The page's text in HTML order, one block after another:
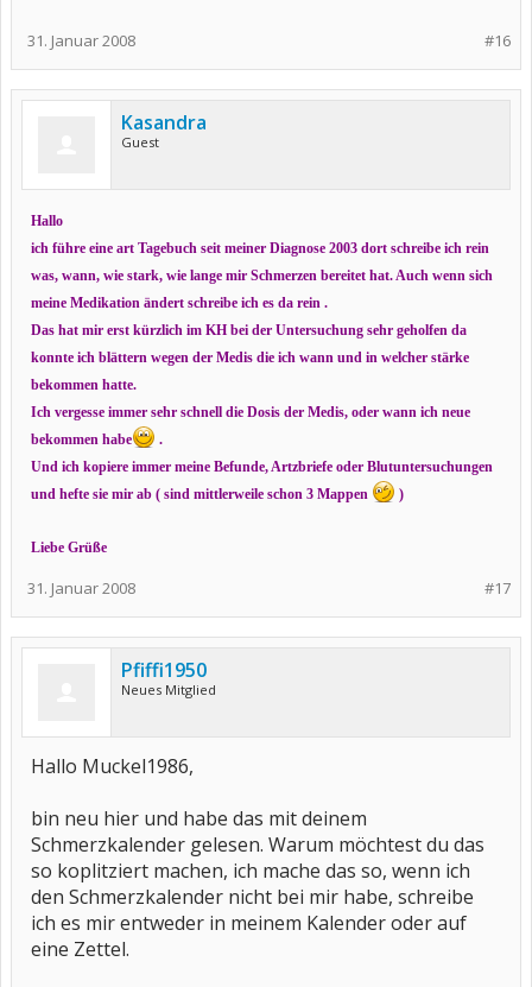
#16
31. Januar 2008
Kasandra
Guest
Hallo
ich führe eine art Tagebuch seit meiner Diagnose 2003 dort schreibe ich rein
was, wann, wie stark, wie lange mir Schmerzen bereitet hat. Auch wenn sich
meine Medikation ändert schreibe ich es da rein .
Das hat mir erst kürzlich im KH bei der Untersuchung sehr geholfen da
konnte ich blättern wegen der Medis die ich wann und in welcher stärke
bekommen hatte.
Ich vergesse immer sehr schnell die Dosis der Medis, oder wann ich neue
bekommen habe
.
Und ich kopiere immer meine Befunde, Artzbriefe oder Blutuntersuchungen
und hefte sie mir ab ( sind mittlerweile schon 3 Mappen
)
Liebe Grüße
#17
31. Januar 2008
Pfiffi1950
Neues Mitglied
Hallo Muckel1986,
bin neu hier und habe das mit deinem
Schmerzkalender gelesen. Warum möchtest du das
so koplitziert machen, ich mache das so, wenn ich
den Schmerzkalender nicht bei mir habe, schreibe
ich es mir entweder in meinem Kalender oder auf
eine Zettel.